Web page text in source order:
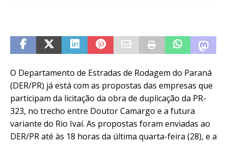
O Departamento de Estradas de Rodagem do Paraná
(DER/PR) já está com as propostas das empresas que
participam da licitação da obra de duplicação da PR-
323, no trecho entre Doutor Camargo e a futura
variante do Rio Ivaí. As propostas foram enviadas ao
DER/PR até às 18 horas da última quarta-feira (28), e a